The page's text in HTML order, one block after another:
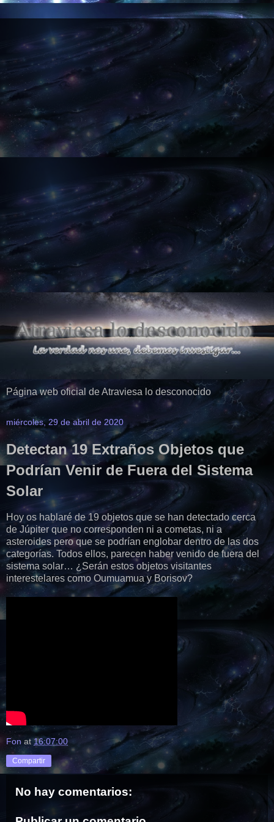
Página web oficial de Atraviesa lo desconocido
miércoles, 29 de abril de 2020
Detectan 19 Extraños Objetos que
Podrían Venir de Fuera del Sistema
Solar
Hoy os hablaré de 19 objetos que se han detectado cerca
de Júpiter que no corresponden ni a cometas, ni a
asteroides pero que se podrían englobar dentro de las dos
categorías. Todos ellos, parecen haber venido de fuera del
sistema solar… ¿Serán estos objetos visitantes
interestelares como Oumuamua y Borisov?
Fon at 16:07:00
Compartir
No hay comentarios: